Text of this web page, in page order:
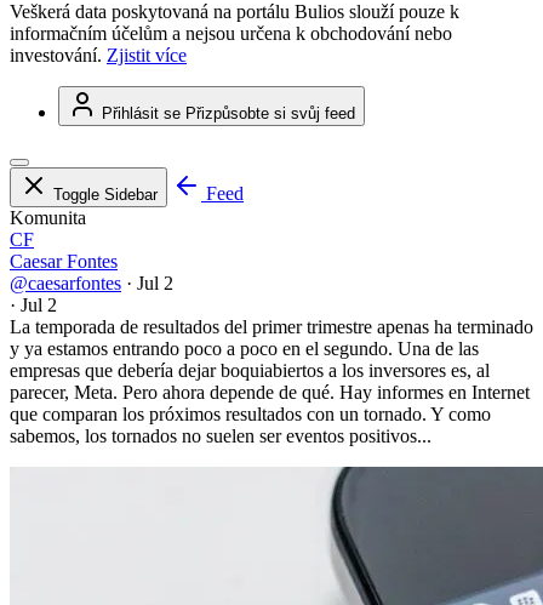
Veškerá data poskytovaná na portálu Bulios slouží pouze k
informačním účelům a nejsou určena k obchodování nebo
investování. Zjistit více
Přihlásit se Přizpůsobte si svůj feed
Toggle Sidebar
Feed
Komunita
CF
Caesar Fontes
@caesarfontes · Jul 2
· Jul 2
La temporada de resultados del primer trimestre apenas ha terminado
y ya estamos entrando poco a poco en el segundo. Una de las
empresas que debería dejar boquiabiertos a los inversores es, al
parecer, Meta. Pero ahora depende de qué. Hay informes en Internet
que comparan los próximos resultados con un tornado. Y como
sabemos, los tornados no suelen ser eventos positivos...